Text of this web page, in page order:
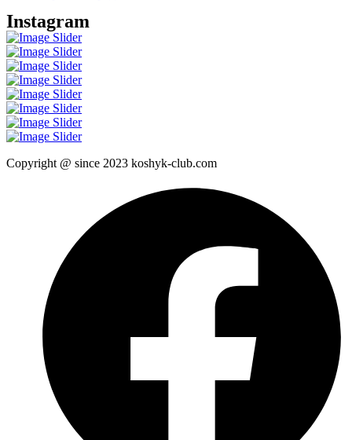
Instagram
Copyright @ since 2023 koshyk-club.com